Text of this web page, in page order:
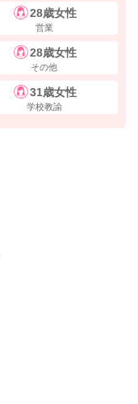
28歳女性
営業
28歳女性
その他
31歳女性
学校教諭